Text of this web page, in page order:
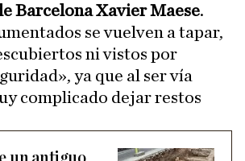
Barcelona Xavier Maese.
se vuelven a tapar,
ni vistos por
ya que al ser vía
complicado dejar restos